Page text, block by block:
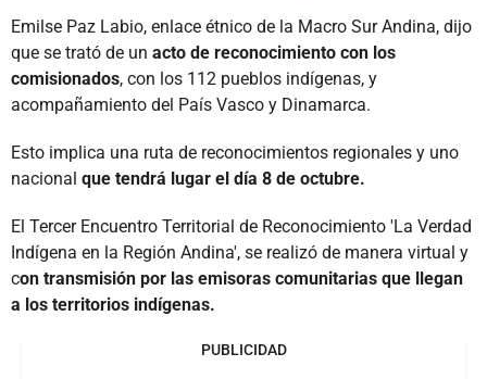
Emilse Paz Labio, enlace étnico de la Macro Sur Andina, dijo
que se trató de un acto de reconocimiento con los
comisionados, con los 112 pueblos indígenas, y
acompañamiento del País Vasco y Dinamarca.
Esto implica una ruta de reconocimientos regionales y uno
nacional que tendrá lugar el día 8 de octubre.
El Tercer Encuentro Territorial de Reconocimiento 'La Verdad
Indígena en la Región Andina', se realizó de manera virtual y
con transmisión por las emisoras comunitarias que llegan
a los territorios indígenas.
PUBLICIDAD